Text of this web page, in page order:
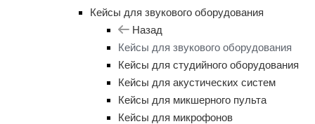
Кейсы для звукового оборудования
Назад
Кейсы для звукового оборудования
Кейсы для студийного оборудования
Кейсы для акустических систем
Кейсы для микшерного пульта
Кейсы для микрофонов